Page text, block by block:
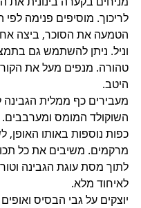
לריכוך. מוסיפים פנימה
הטמעה את הסוכר, ביצה
וניל. ניתן להשתמש גם
טהורה. מנפים מעל את
היטב.
מעבירים כף ממלית הגבינה
כפות נוספות באותו האופן,
מרקמים. משיבים את כל
לתוך מסת עוגת הגבינה
לאיחוד מלא.
יוצקים על גבי הבסיס